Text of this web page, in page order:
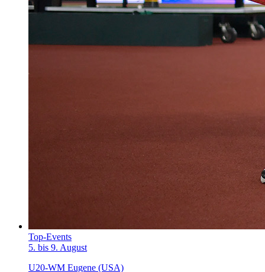
Top-Events
5. bis 9. August
U20-WM Eugene (USA)